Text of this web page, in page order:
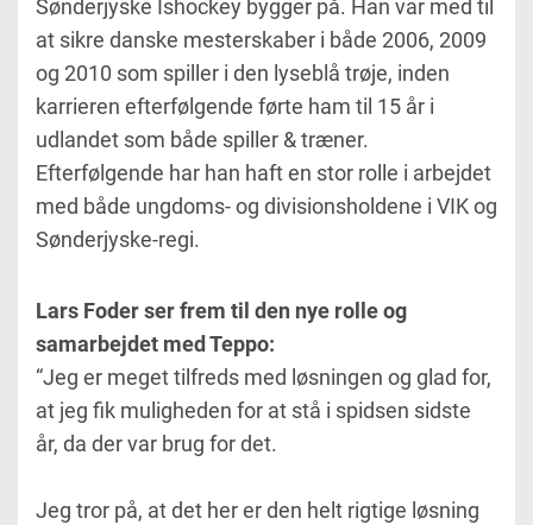
Sønderjyske Ishockey bygger på. Han var med til
at sikre danske mesterskaber i både 2006, 2009
og 2010 som spiller i den lyseblå trøje, inden
karrieren efterfølgende førte ham til 15 år i
udlandet som både spiller & træner.
Efterfølgende har han haft en stor rolle i arbejdet
med både ungdoms- og divisionsholdene i VIK og
Sønderjyske-regi.
Lars Foder ser frem til den nye rolle og
samarbejdet med Teppo:
“Jeg er meget tilfreds med løsningen og glad for,
at jeg fik muligheden for at stå i spidsen sidste
år, da der var brug for det.
Jeg tror på, at det her er den helt rigtige løsning